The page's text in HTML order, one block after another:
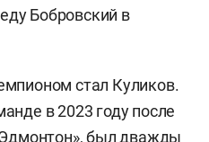
Бобровский в
стал Куликов.
в 2023 году после
был дважды